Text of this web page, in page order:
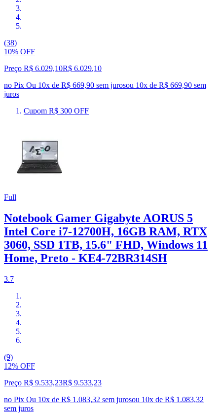
(38)
10% OFF
Preço R$ 6.029,10R$ 6.029,10
no Pix Ou 10x de R$ 669,90 sem jurosou 10x de R$ 669,90 sem
juros
Cupom R$ 300 OFF
Full
Notebook Gamer Gigabyte AORUS 5
Intel Core i7-12700H, 16GB RAM, RTX
3060, SSD 1TB, 15.6" FHD, Windows 11
Home, Preto - KE4-72BR314SH
3.7
(9)
12% OFF
Preço R$ 9.533,23R$ 9.533,23
no Pix Ou 10x de R$ 1.083,32 sem jurosou 10x de R$ 1.083,32
sem juros